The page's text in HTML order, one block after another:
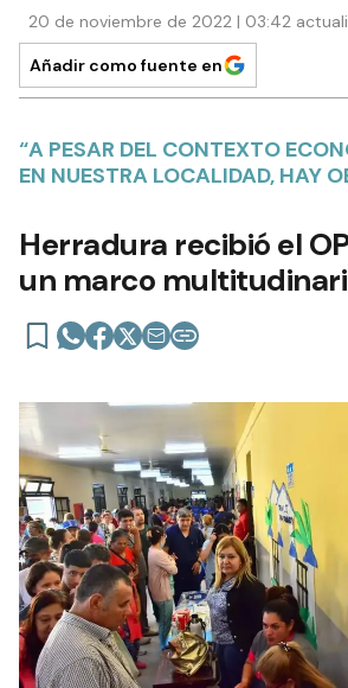
20 de noviembre de 2022 | 03:42
Añadir como fuente en
“A PESAR DEL CONTEXTO
EN NUESTRA LOCALIDAD, HAY
Herradura recibió el
un marco